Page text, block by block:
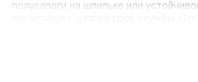
полусапоги на шпильке или
высоту голенища, которая защищает
материалов, которые не ломаются и